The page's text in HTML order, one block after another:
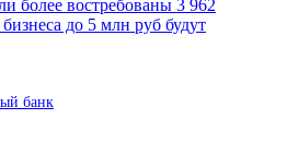
более востребованы 3 962
до 5 млн руб будут
банк